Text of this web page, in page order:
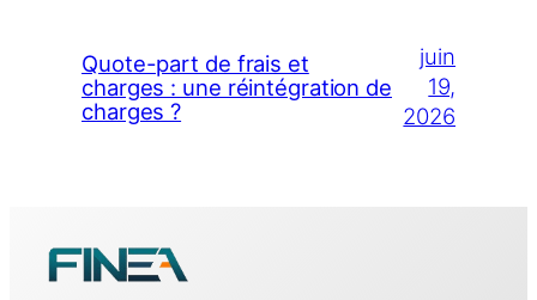
Quote-part de frais et
charges : une réintégration de
charges ?
juin
19,
2026